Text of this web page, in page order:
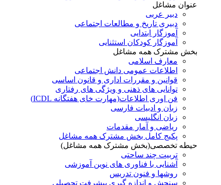
عنوان مشاغل
دبير عربی
دبیری تاریخ و مطالعات اجتماعی
آموزگار ابتدایی
آموزگار کودکان استثنایی
بخش مشترک همه مشاغل
معارف اسلامی
اطلاعات عمومی دانش اجتماعی
قوانین و مقررات اداری و قانون اساسی
توانایی های ذهنی و ویژگی های رفتاری
فن اوری اطلاعات(مهارت خای هفتگانه ICDL)
زبان و ادبیات فارسی
زبان انگلیسی
ریاضی و آمار مقدمات
پکیج کامل بخش مشترک همه مشاغل
حیطه تخصصی(بخش مشترک همه مشاغل)
تربیت چند ساحتی
آشنایی با فناوری های نوین آموزشی
روشها و فنون تدريس
سنجش و اندازه گيري پيشرفت تحصيلي